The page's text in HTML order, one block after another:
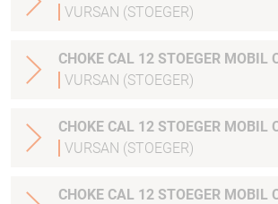
VURSAN (STOEGER)
CHOKE CAL 12 STOEGER
VURSAN (STOEGER)
CHOKE CAL 12
VURSAN (STOEGER)
CHOKE CAL 12 STOEGER MOBIL CHOK + 2CM